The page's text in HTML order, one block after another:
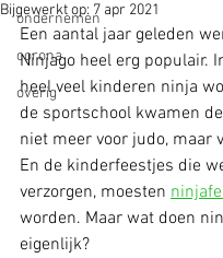
ondernemen
corona
overig
Bijgewerkt op: 7 apr 2021
Een aantal jaar geleden
Ninjago heel erg populair.
heel veel kinderen ninja
de sportschool kwamen
niet meer voor judo, maar
En de kinderfeestjes die
verzorgen, moesten
worden. Maar wat doen
eigenlijk?